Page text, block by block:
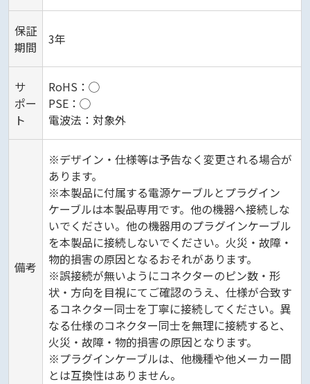
保証
期間
3年
サ
ポー
ト
RoHS：◯
PSE：◯
電波法：対象外
備考
※デザイン・仕様等は予告なく変更される場合が
あります。
※本製品に付属する電源ケーブルとプラグイン
ケーブルは本製品専用です。他の機器へ接続しな
いでください。他の機器用のプラグインケーブル
を本製品に接続しないでください。火災・故障・
物的損害の原因となるおそれがあります。
※誤接続が無いようにコネクターのピン数・形
状・方向を目視にてご確認のうえ、仕様が合致す
るコネクター同士を丁寧に接続してください。異
なる仕様のコネクター同士を無理に接続すると、
火災・故障・物的損害の原因となります。
※プラグインケーブルは、他機種や他メーカー間
とは互換性はありません。